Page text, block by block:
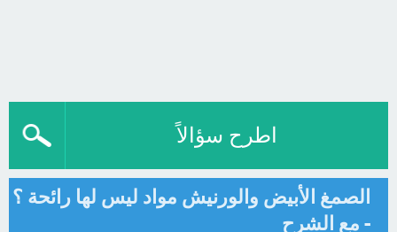
اطرح سؤالاً
الصمغ الأبيض والورنيش مواد ليس لها رائحة ؟
- مع الشرح